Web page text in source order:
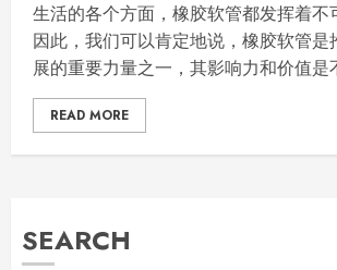
生活的各个方面，橡胶软管都发挥着不
因此，我们可以肯定地说，橡胶软管是
展的重要力量之一，其影响力和价值是
READ MORE
SEARCH